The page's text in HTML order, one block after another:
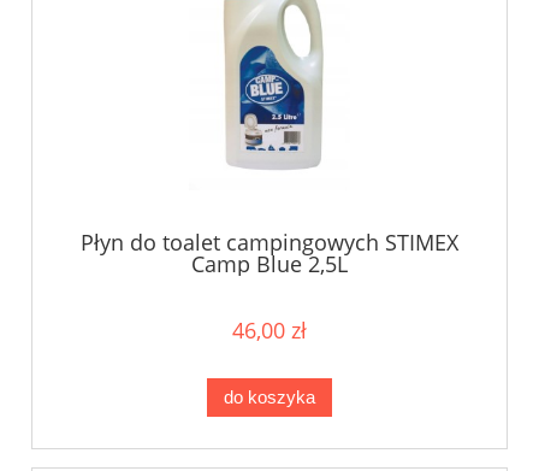
Płyn do toalet campingowych STIMEX
Camp Blue 2,5L
46,00 zł
do koszyka